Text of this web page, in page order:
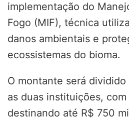
implementação do
Fogo (MIF), técnica
danos ambientais e
ecossistemas do bioma.
O montante será
as duas instituições, com
destinando até R$ 750